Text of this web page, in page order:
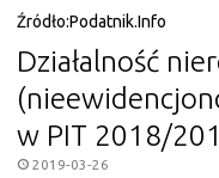
Źródło:Podatnik.Info
Działalność
w PIT 2018/
2019-03-26